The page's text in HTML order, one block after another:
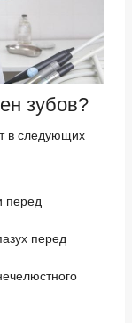
зубов?
в следующих
перед
перед